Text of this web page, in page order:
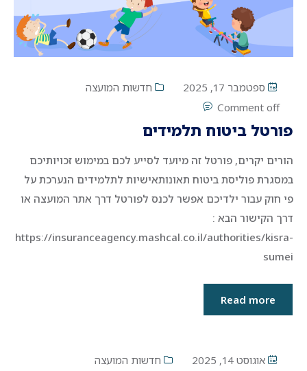
ספטמבר 17, 2025
חדשות המועצה
Comment off
פורטל ביטוח תלמידים
הורים יקרים, פורטל זה מיועד לסייע לכם במימוש זכויותיכם
במסגרת פוליסת ביטוח תאונותאישיות לתלמידים הנערכת על
פי חוק עבור ילדיכם אפשר לכנס לפורטל דרך אתר המועצה או
דרך הקישור הבא :
https://insuranceagency.mashcal.co.il/authorities/kisra-
sumei
Read more
אוגוסט 14, 2025
חדשות המועצה